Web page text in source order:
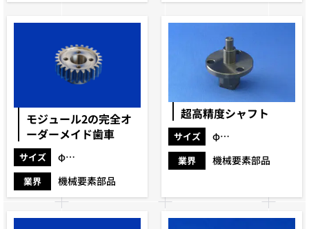
モジュール2の完全オ
ーダーメイド歯車
サイズ φ54×20
業界 機械要素部品
超高精度シャフト
サイズ φ36×39
業界 機械要素部品